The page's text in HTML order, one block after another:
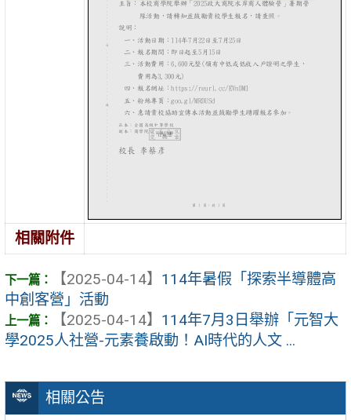
相關公告
相關附件
【2025-04-14】 114年暑假「探索半導體高
中創客營」活動
【2025-04-14】 114年7月3日舉辦「元智大
學2025人社營-元素養啟動！AI時代的人文 ...